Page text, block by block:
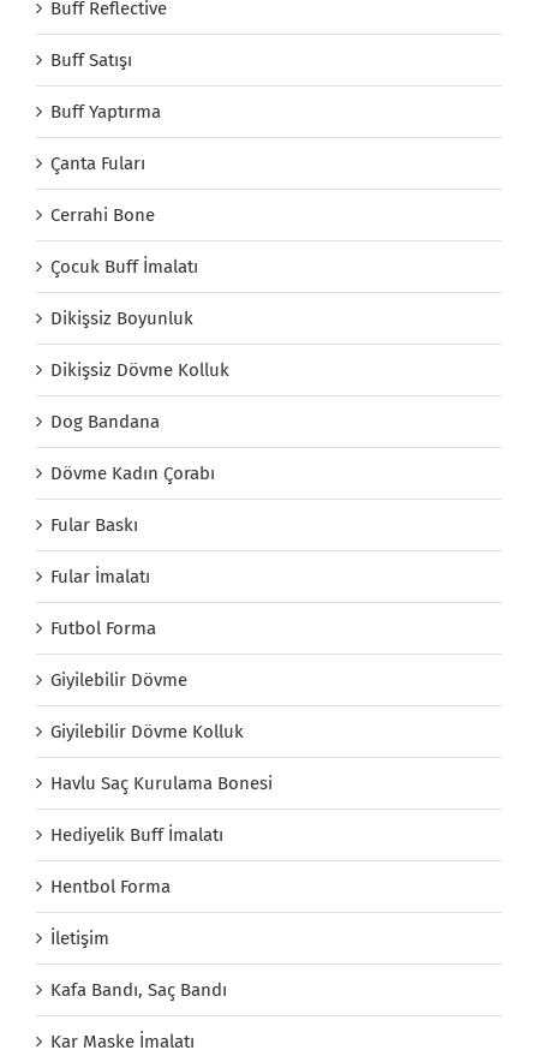
Buff Reflective
Buff Satışı
Buff Yaptırma
Çanta Fuları
Cerrahi Bone
Çocuk Buff İmalatı
Dikişsiz Boyunluk
Dikişsiz Dövme Kolluk
Dog Bandana
Dövme Kadın Çorabı
Fular Baskı
Fular İmalatı
Futbol Forma
Giyilebilir Dövme
Giyilebilir Dövme Kolluk
Havlu Saç Kurulama Bonesi
Hediyelik Buff İmalatı
Hentbol Forma
İletişim
Kafa Bandı, Saç Bandı
Kar Maske İmalatı